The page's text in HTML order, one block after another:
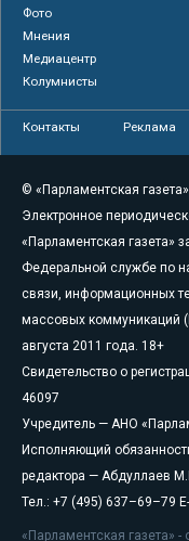
Фото
Мнения
Медиацентр
Колумнисты
Контакты Реклама
© «Парламентская
Электронное
«Парламентская газета»
Федеральной службе по
связи, информационных
массовых коммуникаций
августа 2011 года. 18+
Свидетельство о
46097
Учредитель — АНО
Исполняющий
редактора — Абдуллаев
Тел.: +7 (495) 637–69–79
«Парламентская газета»